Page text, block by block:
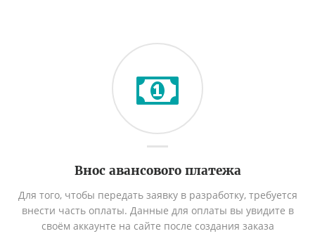
Внос авансового платежа
Для того, чтобы передать заявку в разработку, требуется
внести часть оплаты. Данные для оплаты вы увидите в
своём аккаунте на сайте после создания заказа